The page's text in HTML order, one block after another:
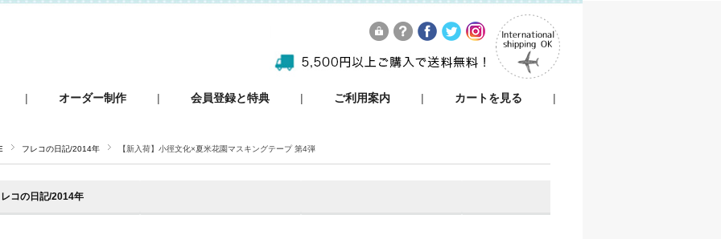
オーダー制作 会員登録と特典 ご利用案内 カートを見る
フレコの日記/2014年 【新入荷】小徑文化×夏米花園マスキングテープ 第4弾
コの日記/2014年